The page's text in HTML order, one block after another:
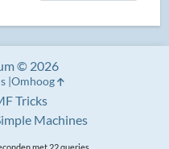
Tricks
Machines
© 2026
Omhoog